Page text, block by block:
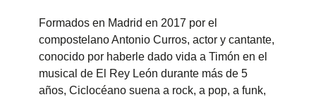
Formados en Madrid en 2017 por el
compostelano Antonio Curros, actor y cantante,
conocido por haberle dado vida a Timón en el
musical de El Rey León durante más de 5
años, Ciclocéano suena a rock, a pop, a funk,